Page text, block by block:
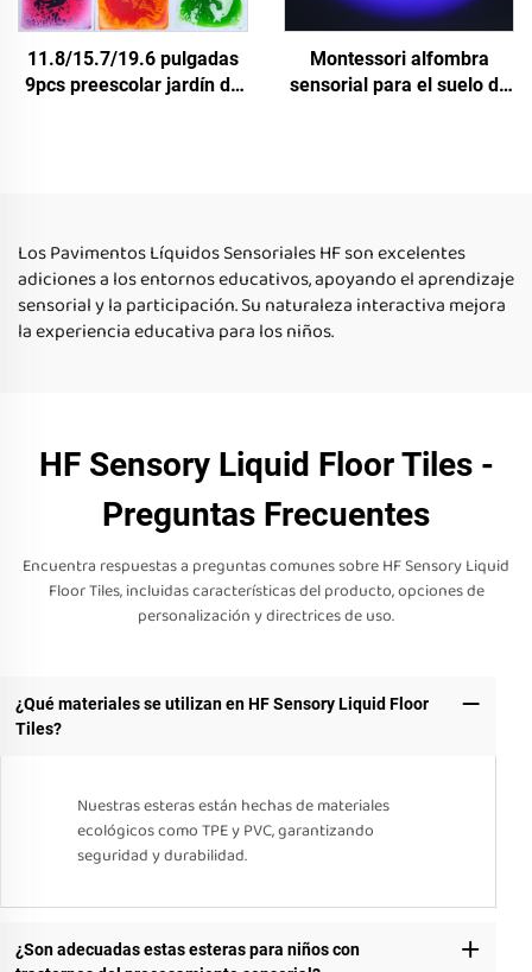
11.8/15.7/19.6 pulgadas
9pcs preescolar jardín de
Montessori alfombra
sensorial para el suelo de
Los Pavimentos Líquidos Sensoriales HF son excelentes
adiciones a los entornos educativos, apoyando el aprendizaje
sensorial y la participación. Su naturaleza interactiva mejora
la experiencia educativa para los niños.
HF Sensory Liquid Floor Tiles -
Preguntas Frecuentes
Encuentra respuestas a preguntas comunes sobre HF Sensory Liquid
Floor Tiles, incluidas características del producto, opciones de
personalización y directrices de uso.
¿Qué materiales se utilizan en HF Sensory Liquid Floor
Tiles?
Nuestras esteras están hechas de materiales
ecológicos como TPE y PVC, garantizando
seguridad y durabilidad.
¿Son adecuadas estas esteras para niños con